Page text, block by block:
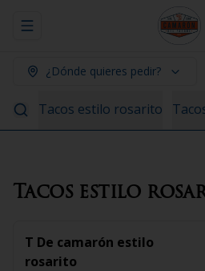
Abrir menu de navegación
¿Dónde quieres pedir?
Tacos estilo rosarito
Tacos estilo
T De camarón estilo
rosarito